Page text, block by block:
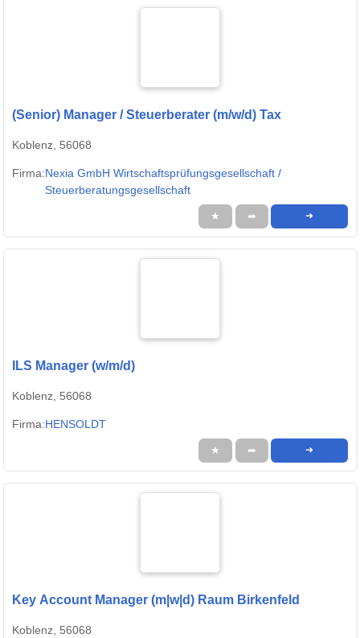
(Senior) Manager / Steuerberater (m/w/d) Tax
Koblenz, 56068
Firma:Nexia GmbH Wirtschaftsprüfungsgesellschaft /
Steuerberatungsgesellschaft
★ ➦ ➜
ILS Manager (w/m/d)
Koblenz, 56068
Firma:HENSOLDT
★ ➦ ➜
Key Account Manager (m|w|d) Raum Birkenfeld
Koblenz, 56068